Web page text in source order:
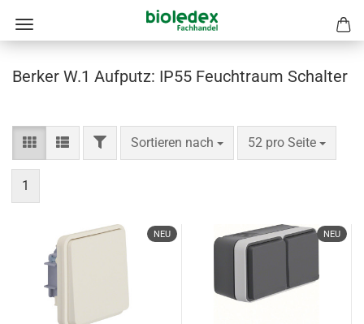
Berker W.1 Aufputz: IP55 Feuchtraum Schalter
FILTERSortieren nach
Sortieren nach 52 pro Seite
pro Seite
1
NEU NEU